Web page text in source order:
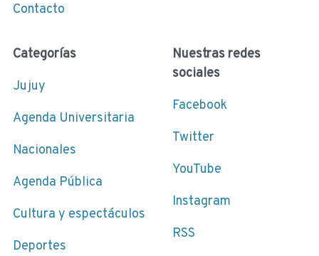
Contacto
Categorías
Jujuy
Agenda Universitaria
Nacionales
Agenda Pública
Cultura y espectáculos
Deportes
Nuestras redes
sociales
Facebook
Twitter
YouTube
Instagram
RSS